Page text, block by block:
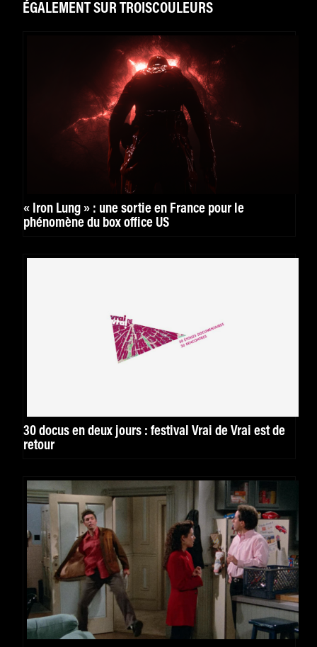
ÉGALEMENT SUR TROISCOULEURS
« Iron Lung » : une sortie en France pour le
phénomène du box office US
30 docus en deux jours : festival Vrai de Vrai est de
retour